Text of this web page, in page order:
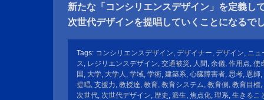
新たな「コンシリエンスデザイン」を定義し
次世代デザインを提唱していくことになるで
Tags: コンシリエンスデザイン, デザイナー, デザイン, ニュ
ス, レジリエンスデザイン, 交通被災 , 人間 , 余儀, 作用点, 使
国 , 大学, 大学人 , 学域, 学術, 建築系, 心臓障害者, 思考, 恩師,
提唱, 支援力, 教授達, 教育, 教育システム, 教育側 , 教育目標,
次世代, 次世代デザイン, 歴史 , 派生, 焦点化, 理系, 生きるこ